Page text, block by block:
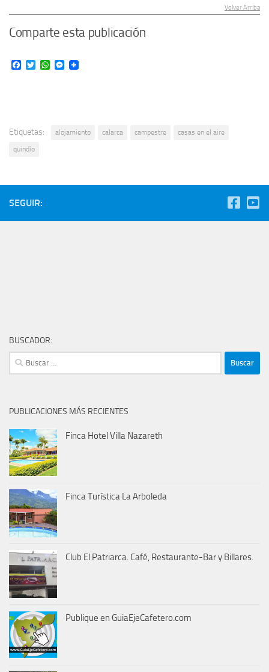
Volver Arriba
Comparte esta publicación
Facebook
TwitterWhatsApp
Messenger
Etiquetas: alojamiento calarca campestre
casas en el aire
quindio
SEGUIR:
BUSCADOR:
Buscar:
PUBLICACIONES MÁS RECIENTES
Finca Hotel Villa Nazareth
Finca Turística La Arboleda
Club El Patriarca. Café, Restaurante-Bar y Billares.
Publique en GuiaEjeCafetero.com